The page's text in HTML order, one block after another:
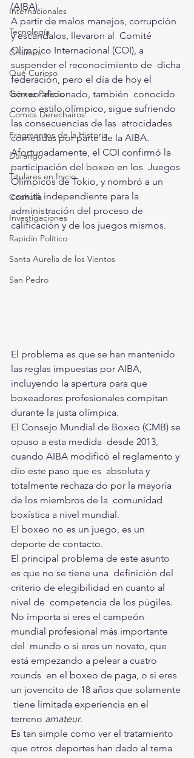
Internacionales
Tecnología
Chismes
Qué Curioso
Gómez Palacio
Comics Derechairos
Fragmentos de la Historia
Durango
Titulares en Inicio
Coahuila
Investigaciones
Rapidín Político
Santa Aurelia de los Vientos
San Pedro
(AIBA).
A partir de malos manejos, corrupción
y escándalos, llevaron al  Comité
Olímpico Internacional (COI), a
suspender el reconocimiento de  dicha
federación, pero el día de hoy el
boxeo aficionado, también  conocido
como estilo olímpico, sigue sufriendo
las consecuencias de las  atrocidades
cometidas por parte de la AIBA.
Afortunadamente, el COI confirmó la
participación del boxeo en los  Juegos
Olímpicos de Tokio, y nombró a un
comité independiente para la
administración del proceso de
calificación y de los juegos mismos.
El problema es que se han mantenido
las reglas impuestas por AIBA,
incluyendo la apertura para que
boxeadores profesionales compitan
durante la justa olímpica.
El Consejo Mundial de Boxeo (CMB) se
opuso a esta medida  desde 2013,
cuando AIBA modificó el reglamento y
dio este paso que es  absoluta y
totalmente rechaza do por la mayoría
de los miembros de la  comunidad
boxística a nivel mundial.
El boxeo no es un juego, es un
deporte de contacto.
El principal problema de este asunto
es que no se tiene una  definición del
criterio de elegibilidad en cuanto al
nivel de  competencia de los púgiles.
No importa si eres el campeón
mundial profesional más importante
del  mundo o si eres un novato, que
está empezando a pelear a cuatro
rounds  en el boxeo de paga, o si eres
un jovencito de 18 años que solamente
tiene limitada experiencia en el
terreno amateur.
Es tan simple como ver el tratamiento
que otros deportes han dado al tema